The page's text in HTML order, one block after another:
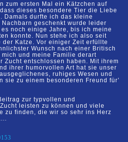
zum ersten Mal ein Kätzchen auf
dieses besondere Tier die Liebe
Damals durfte ich das kleine
geschenkt wurde leider
noch einige Jahre, bis ich meine
konnte. Nun stehe ich also seit
Katze. Vor einiger Zeit erfüllte
Wunsch nach einer Britisch
mich und meine Familie derart
Zucht entschlossen haben. Mit ihrem
ihrer humorvollen Art hat sie unser
ruhiges Wesen und
sie zu einem besonderen Freund für’
zur typvollen und
leisten zu können und viele
zu finden, die wir so sehr ins Herz